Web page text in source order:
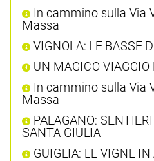
In cammino sulla Via
Massa
VIGNOLA: LE BASSE
UN MAGICO VIAGGIO
In cammino sulla Via
Massa
PALAGANO:
SANTA GIULIA
GUIGLIA: LE VIGNE IN